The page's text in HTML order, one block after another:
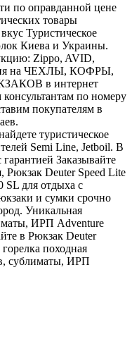
по оправданной цене
товары
Туристическое
Киева и Украины.
Zippo, AVID,
на ЧЕХЛЫ, КОФРЫ,
в интернет
по номеру
покупателям в
туристическое
Semi Line, Jetboil. В
Заказывайте
Рюкзак Deuter Speed Lite
SL для отдыха с
и сумки срочно
Уникальная
ИРП Adventure
в Рюкзак Deuter
походная
сублиматы, ИРП